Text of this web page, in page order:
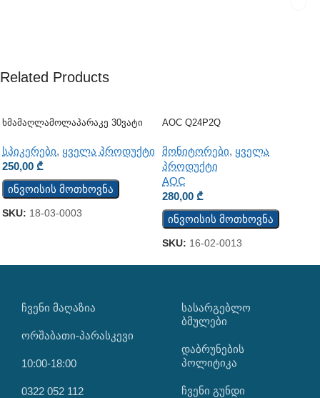
Related Products
Ხმამაღლამოლაპარაკე 30ვატი
სპიკერები, ყველა პროდუქტი
250,00 ₾
ინვოისის მოთხოვნა
SKU: 18-03-0003
AOC Q24P2Q
მონიტორები, ყველა
პროდუქტი
AOC
280,00 ₾
ინვოისის მოთხოვნა
SKU: 16-02-0013
ᲩᲕᲔᲜᲘ ᲛᲐᲦᲐᲖᲘᲐ
ორშაბათი-პარასკევი
10:00-18:00
0322 052 112
ᲡᲐᲡᲐᲠᲒᲔᲑᲚᲝ
ᲑᲛᲣᲚᲔᲑᲘ
დაბრუნების
პოლიტიკა
ჩვენი გუნდი